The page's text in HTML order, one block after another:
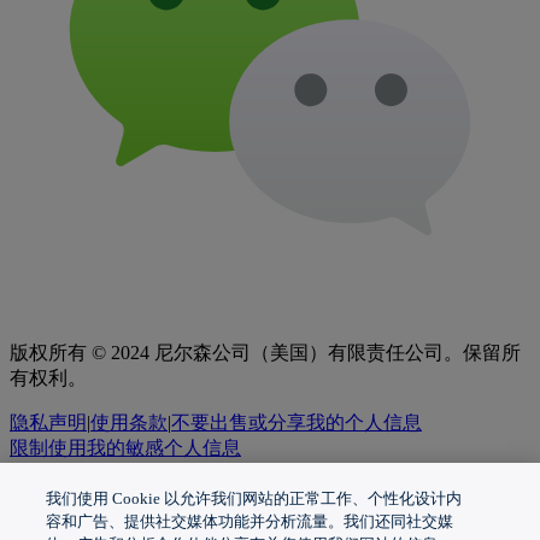
版权所有 © 2024 尼尔森公司（美国）有限责任公司。保留所
有权利。
隐私声明|使用条款|不要出售或分享我的个人信息
限制使用我的敏感个人信息
粤ICP备17078252号 |粤公网安备44010402001179号| 上海尼尔
我们使用 Cookie 以允许我们网站的正常工作、个性化设计内
容和广告、提供社交媒体功能并分析流量。我们还同社交媒